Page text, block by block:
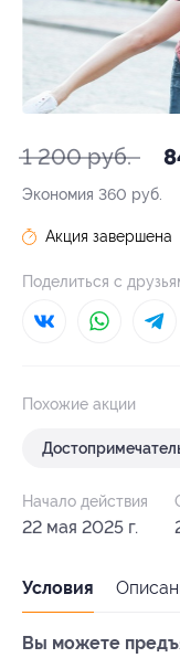
1 200 руб.
Экономия 360 руб.
Акция завершена
Поделиться с
Похожие акции
Начало действия
22 мая 2025 г.
Условия
Вы можете